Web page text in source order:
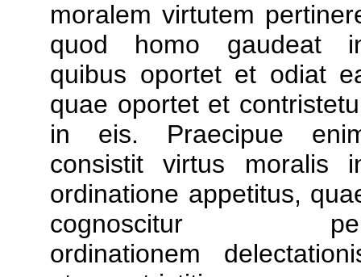
moralem virtutem
quod homo gaudeat
quibus oportet et odiat
quae oportet et
in eis. Praecipue
consistit virtus moralis
ordinatione appetitus,
cognoscitur
ordinationem